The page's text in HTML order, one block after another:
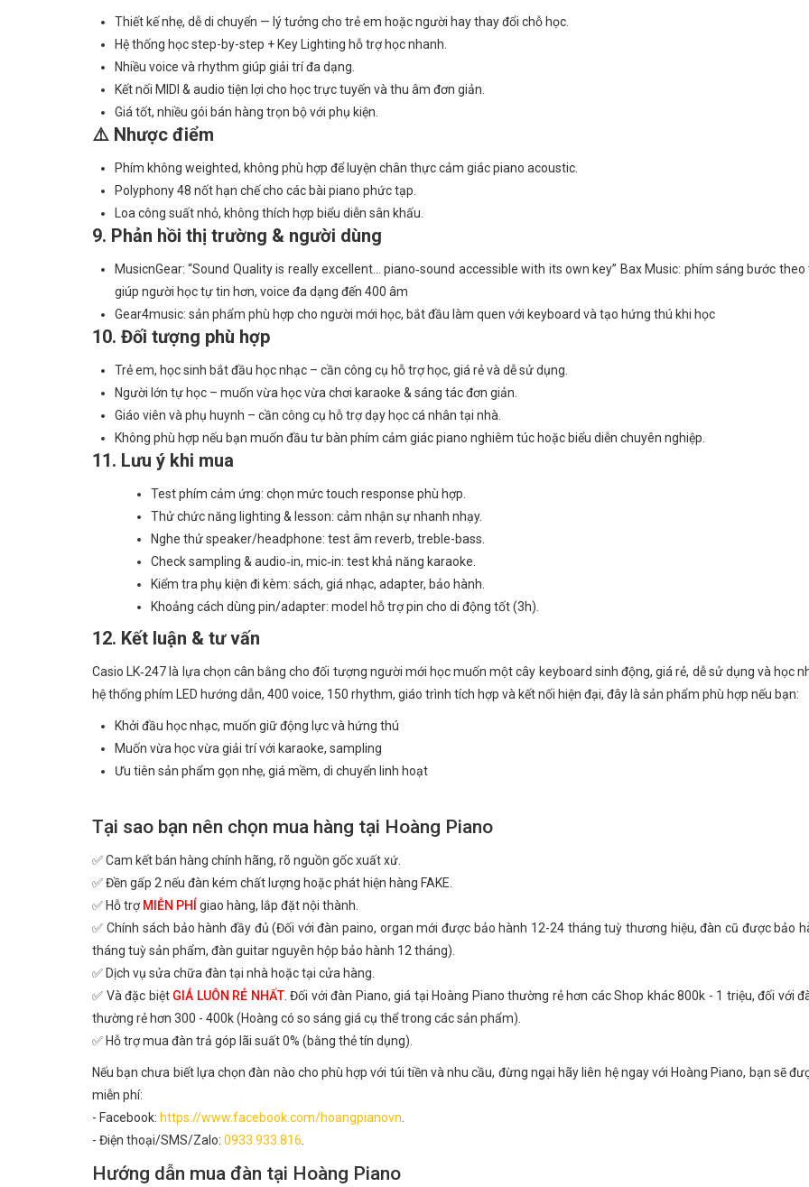
Thiết kế nhẹ, dễ di chuyển — lý tưởng cho trẻ em hoặc người hay thay đổi chỗ học.
Hệ thống học step-by-step + Key Lighting hỗ trợ học nhanh.
Nhiều voice và rhythm giúp giải trí đa dạng.
Kết nối MIDI & audio tiện lợi cho học trực tuyến và thu âm đơn giản.
Giá tốt, nhiều gói bán hàng trọn bộ với phụ kiện.
⚠️ Nhược điểm
Phím không weighted, không phù hợp để luyện chân thực cảm giác piano acoustic.
Polyphony 48 nốt hạn chế cho các bài piano phức tạp.
Loa công suất nhỏ, không thích hợp biểu diễn sân khấu.
9. Phản hồi thị trường & người dùng
MusicnGear: “Sound Quality is really excellent… piano‑sound accessible with its own key” Bax Music: phím sáng bước
giúp người học tự tin hơn, voice đa dạng đến 400 âm
Gear4music: sản phẩm phù hợp cho người mới học, bắt đầu làm quen với keyboard và tạo hứng thú khi học
10. Đối tượng phù hợp
Trẻ em, học sinh bắt đầu học nhạc – cần công cụ hỗ trợ học, giá rẻ và dễ sử dụng.
Người lớn tự học – muốn vừa học vừa chơi karaoke & sáng tác đơn giản.
Giáo viên và phụ huynh – cần công cụ hỗ trợ dạy học cá nhân tại nhà.
Không phù hợp nếu bạn muốn đầu tư bàn phím cảm giác piano nghiêm túc hoặc biểu diễn chuyên nghiệp.
11. Lưu ý khi mua
Test phím cảm ứng: chọn mức touch response phù hợp.
Thử chức năng lighting & lesson: cảm nhận sự nhanh nhạy.
Nghe thử speaker/headphone: test âm reverb, treble-bass.
Check sampling & audio‑in, mic‑in: test khả năng karaoke.
Kiểm tra phụ kiện đi kèm: sách, giá nhạc, adapter, bảo hành.
Khoảng cách dùng pin/adapter: model hỗ trợ pin cho di động tốt (3h).
12. Kết luận & tư vấn
Casio LK‑247 là lựa chọn cân bằng cho đối tượng người mới học muốn một cây keyboard sinh động, giá rẻ, dễ sử dụng và học
hệ thống phím LED hướng dẫn, 400 voice, 150 rhythm, giáo trình tích hợp và kết nối hiện đại, đây là sản phẩm phù hợp nếu bạn:
Khởi đầu học nhạc, muốn giữ động lực và hứng thú
Muốn vừa học vừa giải trí với karaoke, sampling
Ưu tiên sản phẩm gọn nhẹ, giá mềm, di chuyển linh hoạt
Tại sao bạn nên chọn mua hàng tại Hoàng Piano
✅ Cam kết bán hàng chính hãng, rõ nguồn gốc xuất xứ.
✅ Đền gấp 2 nếu đàn kém chất lượng hoặc phát hiện hàng FAKE.
✅ Hỗ trợ MIỄN PHÍ giao hàng, lắp đặt nội thành.
✅ Chính sách bảo hành đầy đủ (Đối với đàn paino, organ mới được bảo hành 12-24 tháng tuỳ thương hiệu, đàn cũ được bảo
tháng tuỳ sản phẩm, đàn guitar nguyên hộp bảo hành 12 tháng).
✅ Dịch vụ sửa chữa đàn tại nhà hoặc tại cửa hàng.
✅ Và đặc biệt GIÁ LUÔN RẺ NHẤT. Đối với đàn Piano, giá tại Hoàng Piano thường rẻ hơn các Shop khác 800k - 1 triệu, đối với
thường rẻ hơn 300 - 400k (Hoàng có so sáng giá cụ thể trong các sản phẩm).
✅ Hỗ trợ mua đàn trả góp lãi suất 0% (bằng thẻ tín dụng).
Nếu bạn chưa biết lựa chọn đàn nào cho phù hợp với túi tiền và nhu cầu, đừng ngại hãy liên hệ ngay với Hoàng Piano, bạn sẽ
miễn phí:
- Facebook: https://www.facebook.com/hoangpianovn
- Điện thoại/SMS/Zalo: 0933.933.816
Hướng dẫn mua đàn tại Hoàng Piano